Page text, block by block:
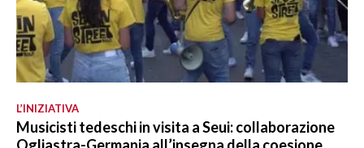
L’INIZIATIVA
Musicisti tedeschi in visita a Seui: collaborazione